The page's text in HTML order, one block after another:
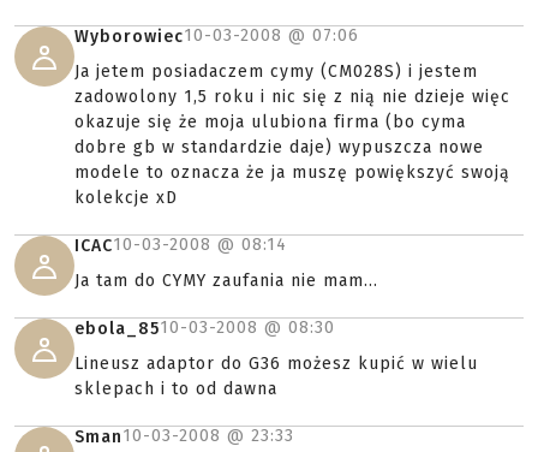
Wyborowiec10-03-2008 @ 07:06
Ja jetem posiadaczem cymy (CM028S) i jestem
zadowolony 1,5 roku i nic się z nią nie dzieje więc
okazuje się że moja ulubiona firma (bo cyma
dobre gb w standardzie daje) wypuszcza nowe
modele to oznacza że ja muszę powiększyć swoją
kolekcje xD
ICAC10-03-2008 @ 08:14
Ja tam do CYMY zaufania nie mam...
ebola_8510-03-2008 @ 08:30
Lineusz adaptor do G36 możesz kupić w wielu
sklepach i to od dawna
Sman10-03-2008 @ 23:33